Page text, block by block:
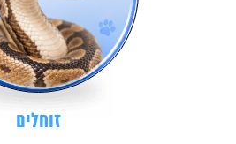
זוחלים